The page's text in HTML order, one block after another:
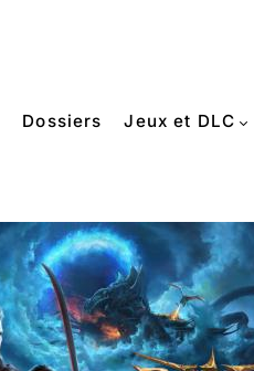
Dossiers Jeux et DLC